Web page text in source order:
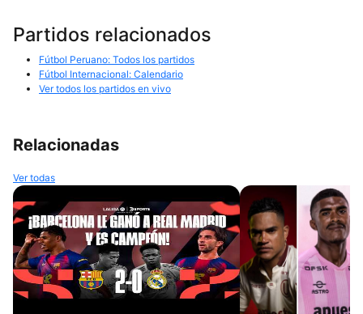
Partidos relacionados
Fútbol Peruano: Todos los partidos
Fútbol Internacional: Calendario
Ver todos los partidos en vivo
Relacionadas
Ver todas